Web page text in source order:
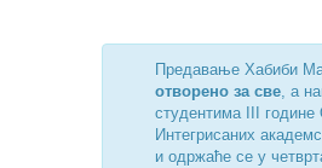
Предавање Хабиби
отворено за све, а
студентима III године
Интегрисаних
и одржаће се у